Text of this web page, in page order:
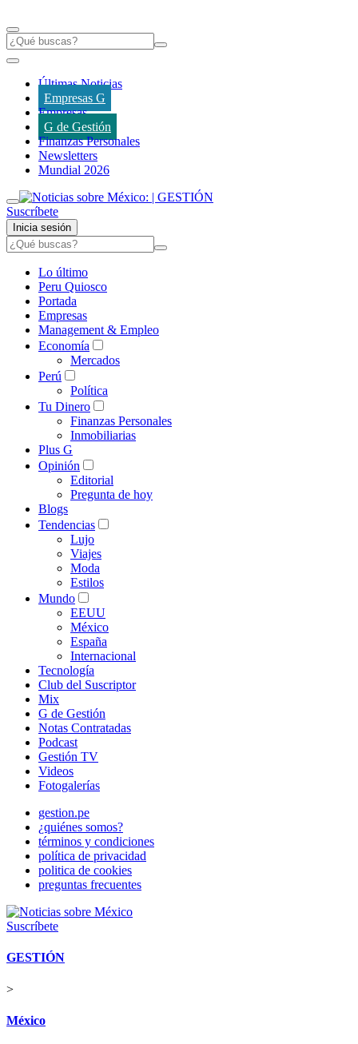
Últimas Noticias
Empresas G
Empresas
G de Gestión
Finanzas Personales
Newsletters
Mundial 2026
Suscríbete
Inicia sesión
Lo último
Peru Quiosco
Portada
Empresas
Management & Empleo
Economía
Mercados
Perú
Política
Tu Dinero
Finanzas Personales
Inmobiliarias
Plus G
Opinión
Editorial
Pregunta de hoy
Blogs
Tendencias
Lujo
Viajes
Moda
Estilos
Mundo
EEUU
México
España
Internacional
Tecnología
Club del Suscriptor
Mix
G de Gestión
Notas Contratadas
Podcast
Gestión TV
Videos
Fotogalerías
gestion.pe
¿quiénes somos?
términos y condiciones
política de privacidad
politica de cookies
preguntas frecuentes
Suscríbete
GESTIÓN
>
México